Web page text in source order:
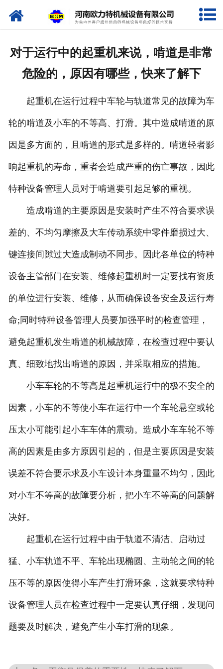
网站首页
企业相册
资质荣誉
联系我们
对于运行中的起重机来说，啃道是非常
危险的，原因有哪些，快来了解下
起重机在运行过程中车轮与轨道常见的故障为车
轮的啃道及小车的不等高、打滑。其中造成啃道的原
因是多方面的，且啃道的形式是多样的。啃道轻者影
响起重机的寿命，重者会造成严重的伤亡事故，因此
特种设备管理人员对于啃道要引起足够的重视。
造成啃道的主要原因是安装时产生不符合要求误
差的、不均匀摩擦及大车传动系统中零件磨损过大、
键连接间隙过大造成制动不同步。因此各单位的特种
设备主管部门在安装、维修起重机时一定要找有资质
的单位进行安装、维修，从而确保设备安全及运行寿
命;同时特种设备管理人员要加强平时的检查管理，
避免起重机发生啃道的机械故障，在检查过程中要认
真、细致地找出啃道的原因，并采取相应的措施。
小车车轮的不等高是起重机运行中的极不安全的
因素，小车的不等使小车在运行中一个车轮悬空或轮
压太小可能引起小车车体的震动。造成小车车轮不等
高的因素是由多方原因引起的，但是主要原因是安装
误差不符合要示求及小车设计本身重量不均匀，因此
对小车不等高的故障要分析，把小车不等高的问题解
决好。
起重机在运行过程中由于轨道不清洁、启动过
猛、小车轨道不平、车轮出现椭圆、主动轮之间的轮
压不等的原因使得小车产生打滑环象，这就要求特种
设备管理人员在检查过程中一定要认真仔细，发现问
题要及时解决，避免产生小车打滑的现象。